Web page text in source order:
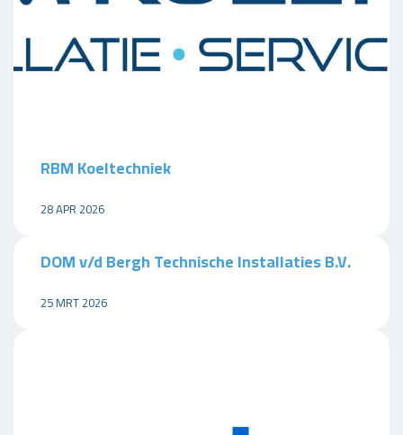
RBM Koeltechniek
28 APR 2026
DOM v/d Bergh Technische Installaties B.V.
25 MRT 2026